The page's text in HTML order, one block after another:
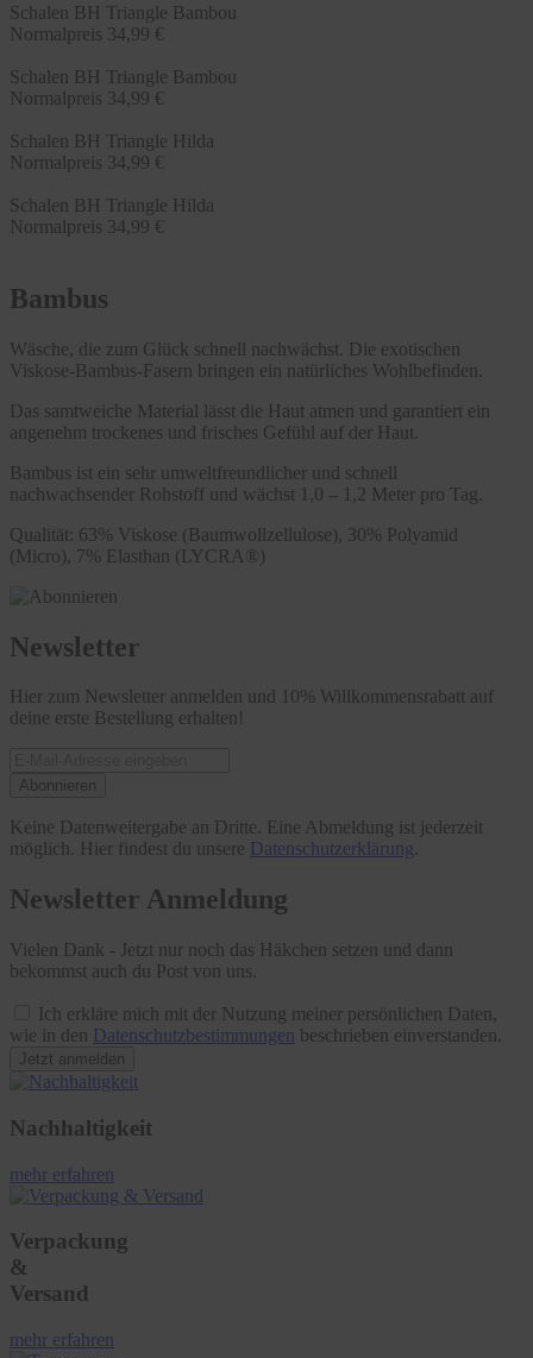
Schalen BH Triangle Bambou
Normalpreis 34,99 €
Schalen BH Triangle Bambou
Normalpreis 34,99 €
Schalen BH Triangle Hilda
Normalpreis 34,99 €
Schalen BH Triangle Hilda
Normalpreis 34,99 €
Bambus
Wäsche, die zum Glück schnell nachwächst. Die exotischen
Viskose-Bambus-Fasern bringen ein natürliches Wohlbefinden.
Das samtweiche Material lässt die Haut atmen und garantiert ein
angenehm trockenes und frisches Gefühl auf der Haut.
Bambus ist ein sehr umweltfreundlicher und schnell
nachwachsender Rohstoff und wächst 1,0 – 1,2 Meter pro Tag.
Qualität: 63% Viskose (Baumwollzellulose), 30% Polyamid
(Micro), 7% Elasthan (LYCRA®)
Newsletter
Hier zum Newsletter anmelden und 10% Willkommensrabatt auf
deine erste Bestellung erhalten!
Abonnieren
Keine Datenweitergabe an Dritte. Eine Abmeldung ist jederzeit
möglich. Hier findest du unsere Datenschutzerklärung
Newsletter Anmeldung
Vielen Dank - Jetzt nur noch das Häkchen setzen und dann
bekommst auch du Post von uns.
Ich erkläre mich mit der Nutzung meiner persönlichen Daten,
wie in den Datenschutzbestimmungen beschrieben einverstanden.
Jetzt anmelden
Nachhaltigkeit
mehr erfahren
Verpackung
&
Versand
mehr erfahren